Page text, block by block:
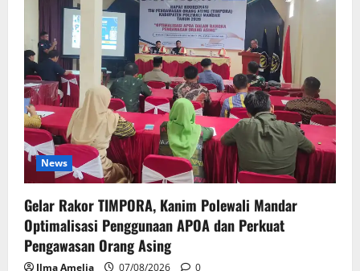
News
Gelar Rakor TIMPORA, Kanim Polewali Mandar
Optimalisasi Penggunaan APOA dan Perkuat
Pengawasan Orang Asing
Ilma Amelia 07/08/2026 0